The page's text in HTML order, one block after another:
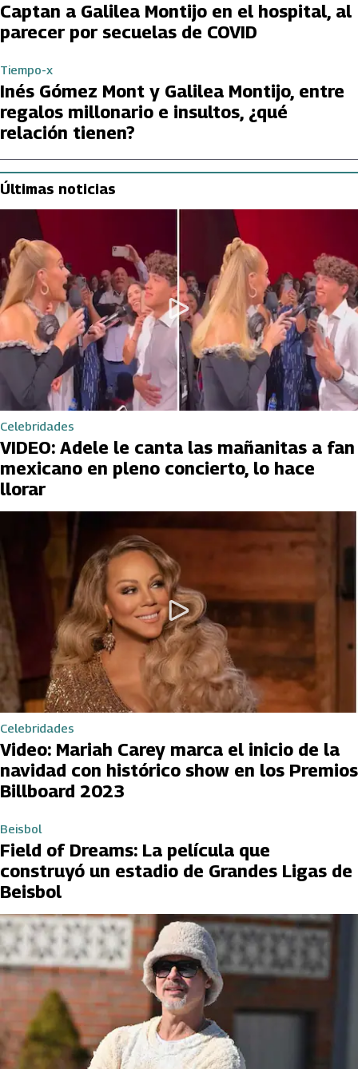
Captan a Galilea Montijo en el hospital, al
parecer por secuelas de COVID
Tiempo-x
Inés Gómez Mont y Galilea Montijo, entre
regalos millonario e insultos, ¿qué
relación tienen?
Últimas noticias
Celebridades
VIDEO: Adele le canta las mañanitas a fan
mexicano en pleno concierto, lo hace
llorar
Celebridades
Video: Mariah Carey marca el inicio de la
navidad con histórico show en los Premios
Billboard 2023
Beisbol
Field of Dreams: La película que
construyó un estadio de Grandes Ligas de
Beisbol